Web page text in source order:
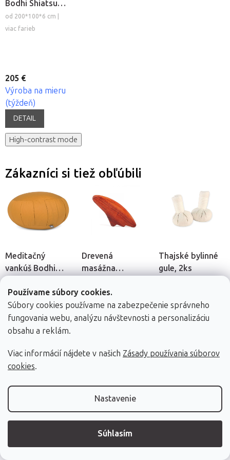
Používame súbory cookies.
Súbory cookies používame na zabezpečenie správneho
fungovania webu, analýzu návštevnosti a personalizáciu
obsahu a reklám.
Viac informácií nájdete v našich Zásady používania súborov
cookies.
Nastavenie
Súhlasím
Bodhi Shiatsu
Futon (S-L) s
odnímateľným
od 200*100*6 cm |
viac farieb
205 €
Výroba na mieru
(týždeň)
DETAIL
High-contrast mode
Zákazníci si tiež obľúbili
Meditačný
vankúš Bodhi
farieb
Skladom (dod. do
24h)
Drevená
masážna
Gua Sha
Skladom (dod. do
Do košíka
Thajské bylinné
gule, 2ks
Skladom (dod. do